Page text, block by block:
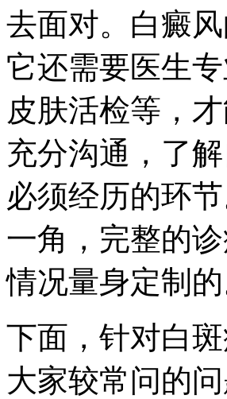
去面对。白癜
它还需要医生
皮肤活检等，
充分沟通，了
必须经历的环
一角，完整的
情况量身定制的
下面，针对白
大家较常问的问